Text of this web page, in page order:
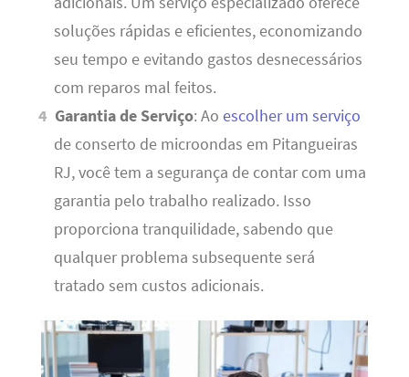
soluções rápidas e eficientes, economizando
seu tempo e evitando gastos desnecessários
com reparos mal feitos.
Garantia de Serviço: Aoescolher um serviço
de conserto de microondas em Pitangueiras
RJ, você tem a segurança de contar com uma
garantia pelo trabalho realizado. Isso
proporciona tranquilidade, sabendo que
qualquer problema subsequente será
tratado sem custos adicionais.